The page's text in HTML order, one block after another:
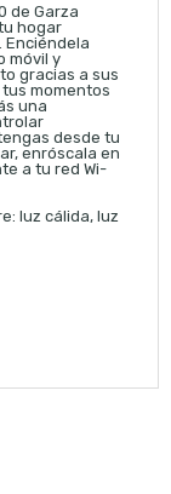
de Garza
hogar
Enciéndela
móvil y
gracias a sus
momentos
una
desde tu
enróscala en
a tu red Wi-
luz cálida, luz